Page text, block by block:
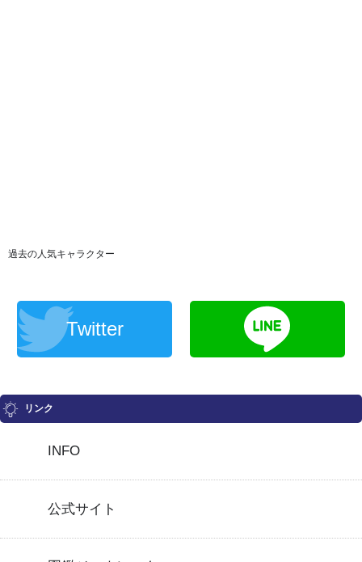
過去の人気キャラクター
Twitter
リンク
INFO
公式サイト